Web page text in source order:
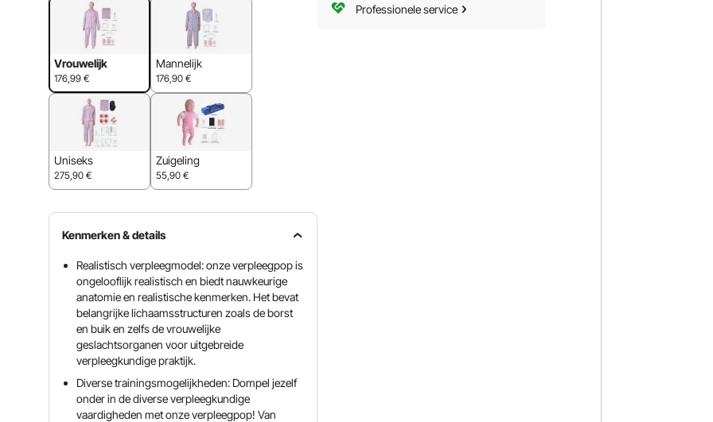
Vrouwelijk
176,99 €
Mannelijk
176,90 €
Uniseks
275,90 €
Zuigeling
55,90 €
Kenmerken & details
Realistisch verpleegmodel: onze verpleegpop is
ongelooflijk realistisch en biedt nauwkeurige
anatomie en realistische kenmerken. Het bevat
belangrijke lichaamsstructuren zoals de borst
en buik en zelfs de vrouwelijke
geslachtsorganen voor uitgebreide
verpleegkundige praktijk.
Diverse trainingsmogelijkheden: Dompel jezelf
onder in de diverse verpleegkundige
vaardigheden met onze verpleegpop! Van
Professionele service